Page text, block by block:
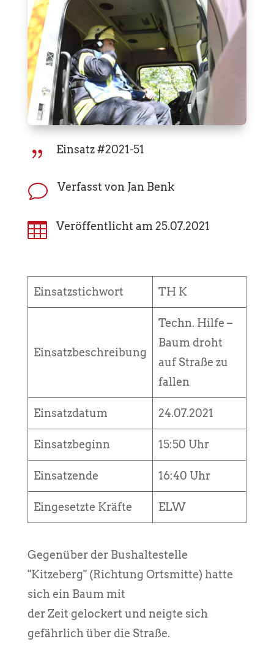
{ Einsatz #2021-51
v Verfasst von Jan Benk
 Veröffentlicht am 25.07.2021
Einsatzstichwort TH K
Einsatzbeschreibung
Techn. Hilfe –
Baum droht
auf Straße zu
fallen
Einsatzdatum 24.07.2021
Einsatzbeginn 15:50 Uhr
Einsatzende 16:40 Uhr
Eingesetzte Kräfte ELW
Gegenüber der Bushaltestelle
"Kitzeberg" (Richtung Ortsmitte) hatte
sich ein Baum mit
der Zeit gelockert und neigte sich
gefährlich über die Straße.